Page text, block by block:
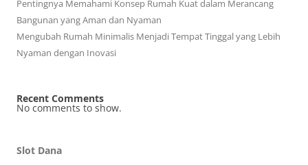
Pentingnya Memahami Konsep Rumah Kuat dalam Merancang
Bangunan yang Aman dan Nyaman
Mengubah Rumah Minimalis Menjadi Tempat Tinggal yang Lebih
Nyaman dengan Inovasi
Recent Comments
No comments to show.
Slot Dana